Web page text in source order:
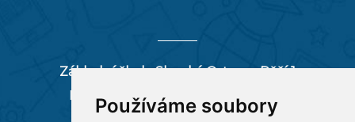
Používáme soubory
Základní škola Slezská Ostrava, Pěší 1
Pěší 66/1, 712 00 Ostrava-Muglinov